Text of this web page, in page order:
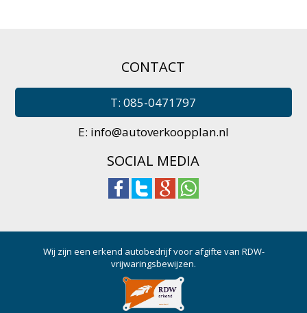
CONTACT
T: 085-0471797
E: info@autoverkoopplan.nl
SOCIAL MEDIA
Wij zijn een erkend autobedrijf voor afgifte van RDW-
vrijwaringsbewijzen.